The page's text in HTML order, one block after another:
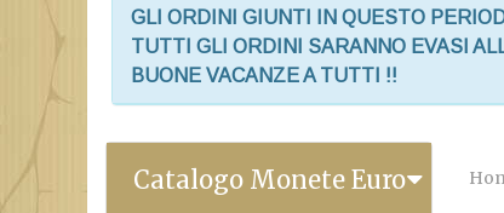
GLI ORDINI GIUNTI IN QUESTO
TUTTI GLI ORDINI SARANNO EVASI
BUONE VACANZE A TUTTI !!
Catalogo Monete Euro